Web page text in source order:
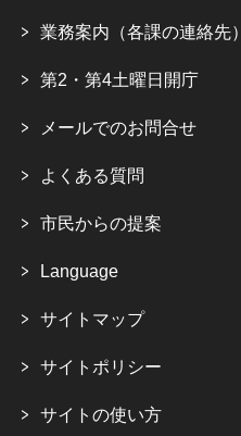
業務案内（各課の連絡先）
第2・第4土曜日開庁
メールでのお問合せ
よくある質問
市民からの提案
Language
サイトマップ
サイトポリシー
サイトの使い方